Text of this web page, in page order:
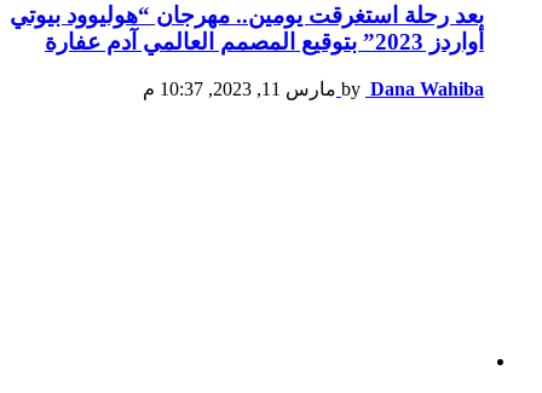
بعد رحلة استغرقت يومين.. مهرجان “هوليوود بيوتي
أواردز 2023” بتوقيع المصمم العالمي آدم عفارة
by Dana Wahiba مارس 11, 2023, 10:37 م